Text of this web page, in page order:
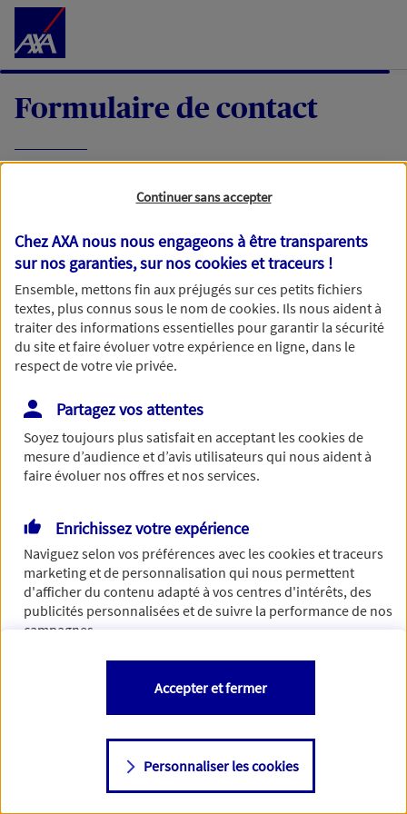
Accéder au Contenu
Formulaire de contact
demande, nous vous répondrons dans les
meilleurs délais par mail ou par téléphone.
Votre message :
Vous disposez de droits sur les informations vous concernant. Pour
plus d’informations,cliquez ici.
Continuer sans accepter
Chez AXA nous nous engageons à être transparents
sur nos garanties, sur noscookies et traceurs !
Ensemble, mettons fin aux préjugés sur ces petits fichiers
textes, plus connus sous le nom decookies. Ils nous aident à
traiter des informations essentielles pour garantir la sécurité
du site et faire évoluer votre expérience en ligne, dans le
respect de votre vie privée.
Partagez vos attentes
Soyez toujours plus satisfait en acceptant lescookiesde
mesure d’audience et d’avis utilisateurs qui nous aident à
faire évoluer nos offres et nos services.
Enrichissez votre expérience
Naviguez selon vos préférences avec lescookies et traceurs
marketing et de personnalisation qui nous permettent
d'afficher du contenu adapté à vos centres d'intérêts, des
publicités personnalisées et de suivre la performance de nos
campagnes.
Vous êtes libre de les accepter, de les refuser comme de
changer d'avis à tout moment en allant sur
Consulter notre politique decookies
Personnaliser les cookies
Accepter et fermer